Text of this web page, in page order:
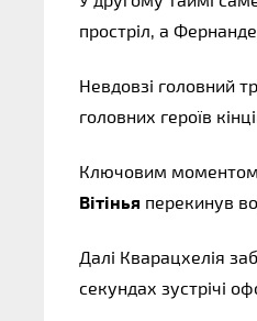
простріл, а
Невдовзі головний
головних героїв
Ключовим моментом
Вітінья перекинув
Далі Кварацхелія
секундах зустрічі